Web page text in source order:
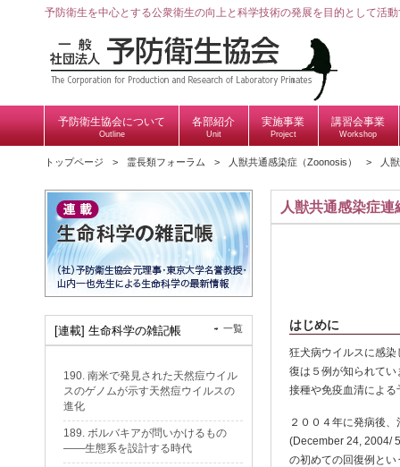
予防衛生を中心とする公衆衛生の向上と科学技術の発展を目的として活
予防衛生協会について
Outline
各部紹介
Unit
実施事業
Project
講習会事業
Workshop
トップページ 霊長類フォーラム 人獣共通感染症（Zoonosis） 人
人獣共通感染症
はじめに
狂犬病ウイルスに感
復は５例が知られて
接種や免疫血清によ
２００４年に発病後
(December 24, 2004/
の初めての回復例と
[連載] 生命科学の雑記帳 一覧
190. 南米で発見された天然痘ウイル
スのゲノムが示す天然痘ウイルスの
進化
189. ボルバキアが問いかけるもの
——生態系を設計する時代